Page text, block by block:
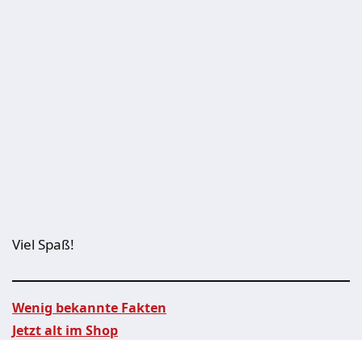
Viel Spaß!
Wenig bekannte Fakten
Jetzt alt im Shop